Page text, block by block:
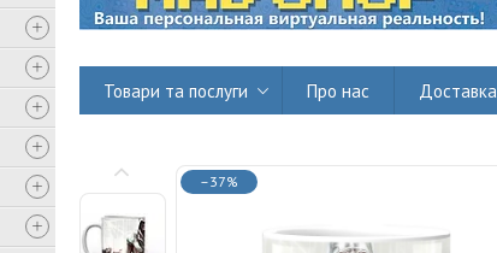
Товари та послуги Про нас
–37%